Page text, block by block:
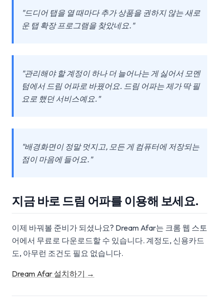
"드디어 탭을 열 때마다 추가 상품을 권하지 않는 새로
운 탭 확장 프로그램을 찾았네요."
"관리해야 할 계정이 하나 더 늘어나는 게 싫어서 모멘
텀에서 드림 어파로 바꿨어요. 드림 어파는 제가 딱 필
요로 했던 서비스예요."
"배경화면이 정말 멋지고, 모든 게 컴퓨터에 저장되는
점이 마음에 들어요."
지금 바로 드림 어파를 이용해 보세요.
이제 바꿔볼 준비가 되셨나요? Dream Afar는 크롬 웹 스토
어에서 무료로 다운로드할 수 있습니다. 계정도, 신용카드
도, 아무런 조건도 필요 없습니다.
Dream Afar 설치하기 →